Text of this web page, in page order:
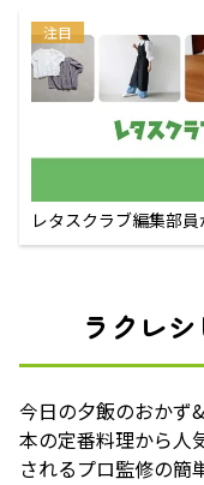
注目
レタスクラブ編集部
ラクレ
今日の夕飯のおかず
本の定番料理から人
されるプロ監修の簡